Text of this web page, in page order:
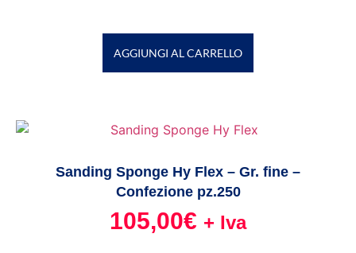
AGGIUNGI AL CARRELLO
Sanding Sponge Hy Flex – Gr. fine –
Confezione pz.250
105,00€ + Iva